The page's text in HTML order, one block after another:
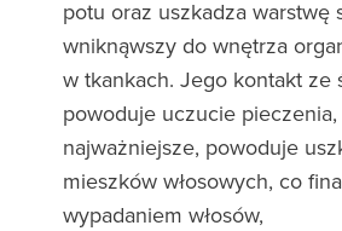
potu oraz uszkadza warstwę
wniknąwszy do wnętrza
w tkankach. Jego kontakt ze
powoduje uczucie
najważniejsze, powoduje
mieszków włosowych, co
wypadaniem włosów,